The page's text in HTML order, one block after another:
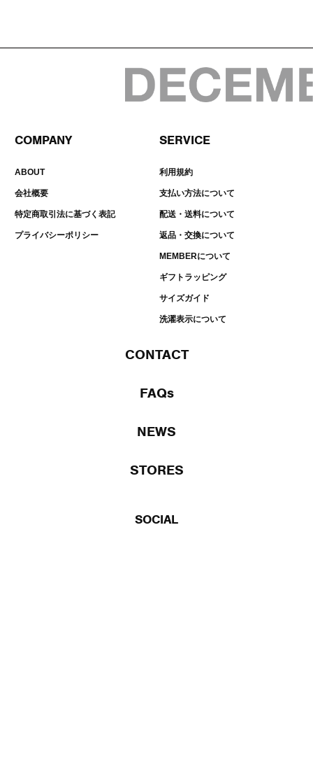
COMPANY
ABOUT
会社概要
特定商取引法に基づく表記
プライバシーポリシー
SERVICE
利用規約
支払い方法について
配送・送料について
返品・交換について
MEMBERについて
ギフトラッピング
サイズガイド
洗濯表示について
CONTACT
FAQs
NEWS
STORES
SOCIAL